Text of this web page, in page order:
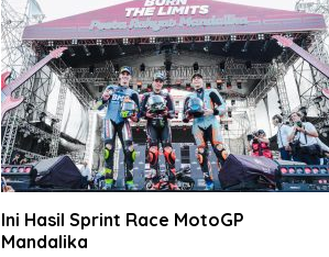
Ini Hasil Sprint Race MotoGP
Mandalika